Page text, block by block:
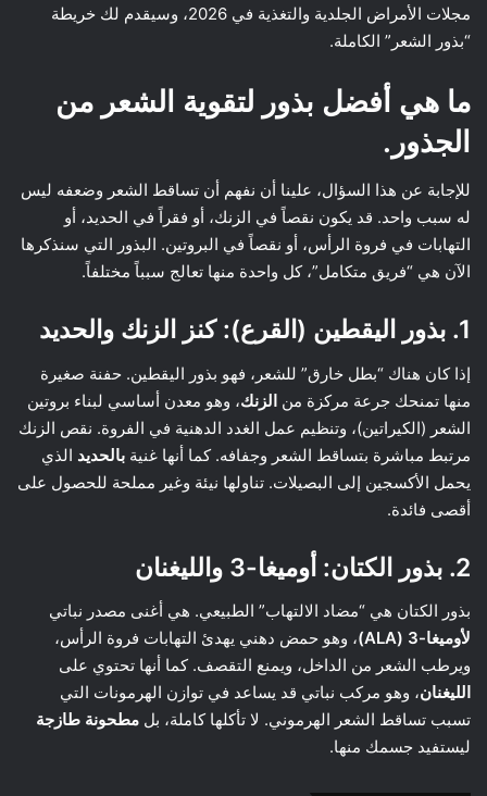
مجلات الأمراض الجلدية والتغذية في 2026، وسيقدم لك خريطة
“بذور الشعر” الكاملة.
ما هي أفضل بذور لتقوية الشعر من
الجذور.
للإجابة عن هذا السؤال، علينا أن نفهم أن تساقط الشعر وضعفه ليس
له سبب واحد. قد يكون نقصاً في الزنك، أو فقراً في الحديد، أو
التهابات في فروة الرأس، أو نقصاً في البروتين. البذور التي سنذكرها
الآن هي “فريق متكامل”، كل واحدة منها تعالج سبباً مختلفاً.
1. بذور اليقطين (القرع): كنز الزنك والحديد
إذا كان هناك “بطل خارق” للشعر، فهو بذور اليقطين. حفنة صغيرة
منها تمنحك جرعة مركزة من الزنك، وهو معدن أساسي لبناء بروتين
الشعر (الكيراتين)، وتنظيم عمل الغدد الدهنية في الفروة. نقص الزنك
مرتبط مباشرة بتساقط الشعر وجفافه. كما أنها غنية بالحديد الذي
يحمل الأكسجين إلى البصيلات. تناولها نيئة وغير مملحة للحصول على
أقصى فائدة.
2. بذور الكتان: أوميغا-3 والليغنان
بذور الكتان هي “مضاد الالتهاب” الطبيعي. هي أغنى مصدر نباتي
لأوميغا-3 (ALA)
، وهو حمض دهني يهدئ التهابات فروة الرأس،
ويرطب الشعر من الداخل، ويمنع التقصف. كما أنها تحتوي على
الليغنان، وهو مركب نباتي قد يساعد في توازن الهرمونات التي
تسبب تساقط الشعر الهرموني. لا تأكلها كاملة، بل مطحونة طازجة
ليستفيد جسمك منها.